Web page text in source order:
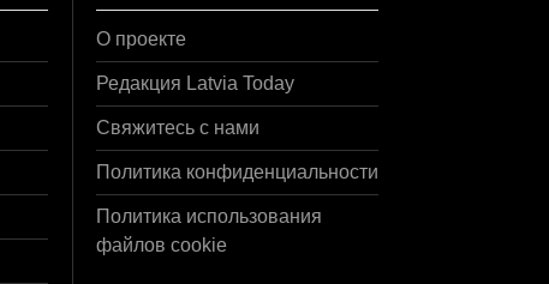
О проекте
Редакция Latvia Today
Свяжитесь с нами
Политика конфиденциальности
Политика использования
файлов cookie